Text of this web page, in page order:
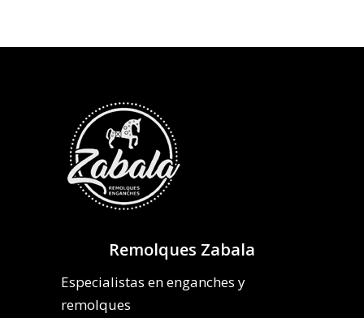
Remolques Zabala
Especialistas en enganches y
remolques